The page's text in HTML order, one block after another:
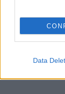
Data
Tags
ΟΠΕΚΕΠΕ